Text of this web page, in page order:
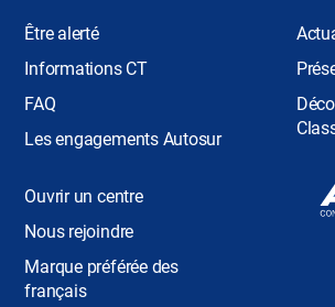
Être alerté
Informations CT
FAQ
Les engagements Autosur
Ouvrir un centre
Nous rejoindre
Marque préférée des
français